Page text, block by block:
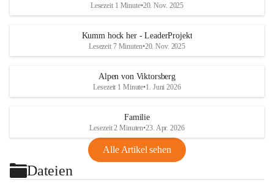
Lesezeit 1 Minute•20. Nov. 2025
Kumm hock her - LeaderProjekt
Lesezeit 7 Minuten•20. Nov. 2025
Alpen von Viktorsberg
Lesezeit 1 Minute•1. Juni 2026
Familie
Lesezeit 2 Minuten•23. Apr. 2026
Alle Artikel sehen
Dateien